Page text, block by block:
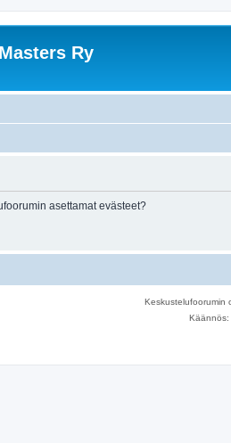
Ry
asettamat evästeet?
Keskustelufoorumin
Käännös: